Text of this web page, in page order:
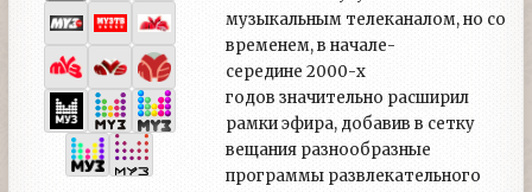
музыкальным телеканалом, но со
временем, в начале-
середине 2000-х
годов значительно расширил
рамки эфира, добавив в сетку
вещания разнообразные
программы развлекательного